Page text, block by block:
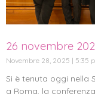
26 novembre
Novembre 28, 2025 5:35
Si è tenuta oggi nella
a Roma, la